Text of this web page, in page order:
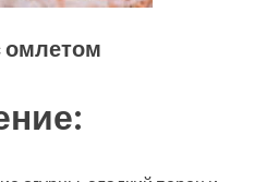
омлетом